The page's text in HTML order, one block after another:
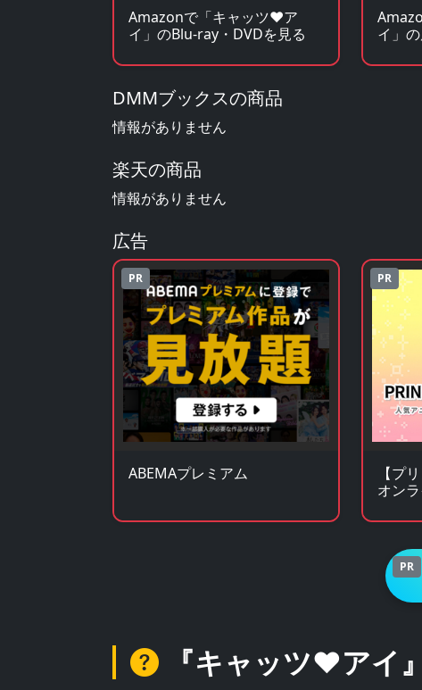
Amazonで「キャッツ♥ア
イ」のBlu-ray・DVDを見る
イ」
DMMブックスの商品
情報がありません
楽天の商品
情報がありません
広告
PR
ABEMAプレミアム
PR
【プ
オン
PR
『キャッツ♥アイ